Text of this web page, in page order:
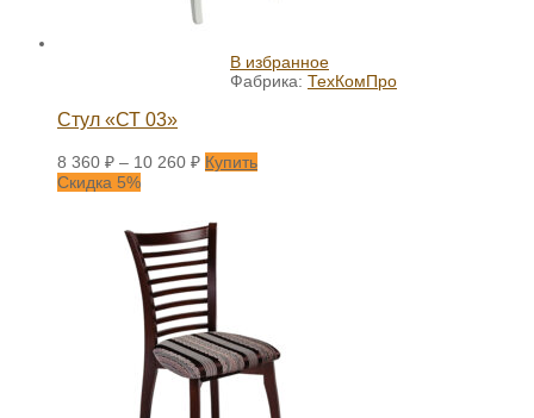
В избранное
Фабрика: ТехКомПро
Стул «СТ 03»
8 360 ₽ – 10 260 ₽ Купить
Скидка 5%